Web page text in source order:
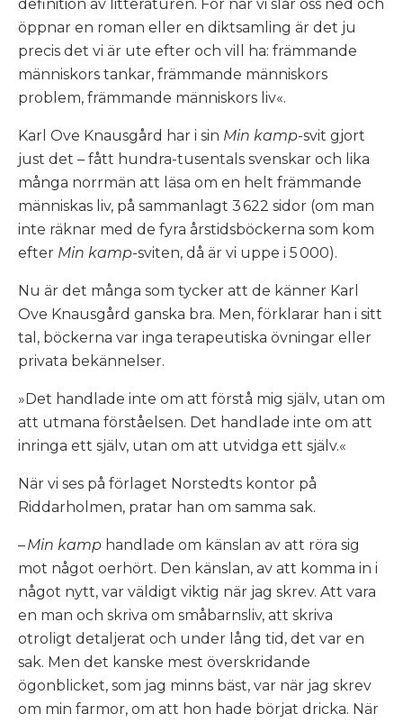
definition av litteraturen. För när vi slår oss ned och
öppnar en roman eller en diktsamling är det ju
precis det vi är ute efter och vill ha: främmande
människors tankar, främmande människors
problem, främmande människors liv«.
Karl Ove Knausgård har i sin Min kamp-svit gjort
just det – fått hundra-tusentals svenskar och lika
många norrmän att läsa om en helt främmande
människas liv, på sammanlagt 3 622 sidor (om man
inte räknar med de fyra årstidsböckerna som kom
efter Min kamp-sviten, då är vi uppe i 5 000).
Nu är det många som tycker att de känner Karl
Ove Knausgård ganska bra. Men, förklarar han i sitt
tal, böckerna var inga terapeutiska övningar eller
privata bekännelser.
»Det handlade inte om att förstå mig själv, utan om
att utmana förståelsen. Det handlade inte om att
inringa ett själv, utan om att utvidga ett själv.«
När vi ses på förlaget Norstedts kontor på
Riddarholmen, pratar han om samma sak.
–Min kamp handlade om känslan av att röra sig
mot något oerhört. Den känslan, av att komma in i
något nytt, var väldigt viktig när jag skrev. Att vara
en man och skriva om småbarnsliv, att skriva
otroligt detaljerat och under lång tid, det var en
sak. Men det kanske mest överskridande
ögonblicket, som jag minns bäst, var när jag skrev
om min farmor, om att hon hade börjat dricka. När